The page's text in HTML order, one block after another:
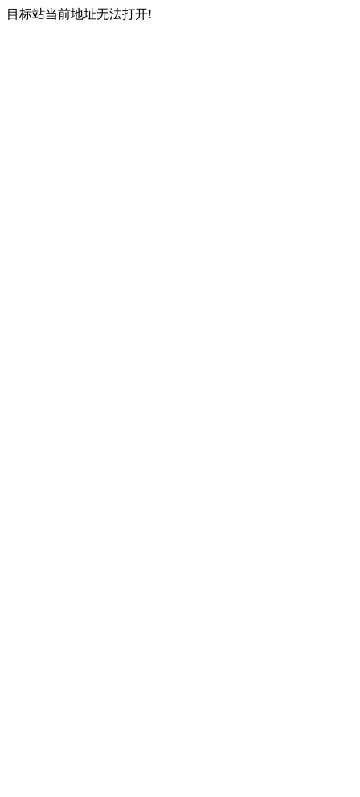
目标站当前地址无法打开!